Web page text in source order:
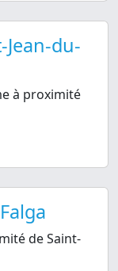
du-
à proximité
de Saint-